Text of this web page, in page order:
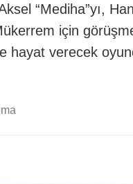
“Mediha”yı,
için
hayat verecek